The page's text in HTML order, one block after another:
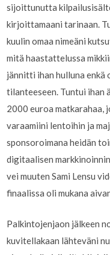
sijoittunutta
kirjoittamaani tarinaan.
kuulin omaa nimeäni
mitä haastattelussa
jännitti ihan hulluna
tilanteeseen. Tuntui
2000 euroa matkarahaa,
varaamiini lentoihin ja
sponsoroimana heidän
digitaalisen
vei muuten Sami Lensu
finaalissa oli mukana
Palkintojenjaon jälkeen
kuvitellakaan lähteväni